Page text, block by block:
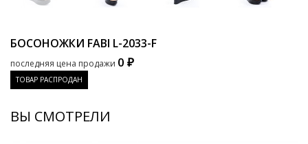
БОСОНОЖКИ FABI L-2033-F
последняя цена продажи 0 ₽
ТОВАР РАСПРОДАН
ВЫ СМОТРЕЛИ